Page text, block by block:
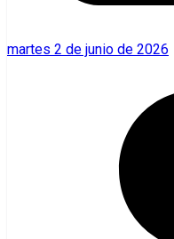
martes 2 de junio de 2026